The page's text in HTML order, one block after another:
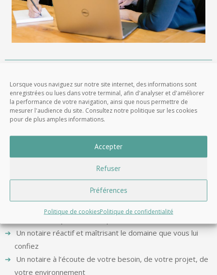
Lorsque vous naviguez sur notre site internet, des informations sont
enregistrées ou lues dans votre terminal, afin d'analyser et d'améliorer
la performance de votre navigation, ainsi que nous permettre de
mesurer l'audience du site. Consultez notre politique sur les cookies
pour de plus amples informations.
Accepter
Refuser
Préférences
Politique de cookiesPolitique de confidentialité
Légataire universel – Choisir un
notaire pour vous accompagner​
L’étude denotaires de Paris 17
MERCIER MOUSSAY COLOMBIER est à vos côtés pour vous
Le choix de votre notaire est donc important sur plus d’un
critère :
Un notaire géographiquement proche de vous
Un notaire réactif et maîtrisant le domaine que vous lui
confiez
Un notaire à l’écoute de votre besoin, de votre projet, de
votre environnement